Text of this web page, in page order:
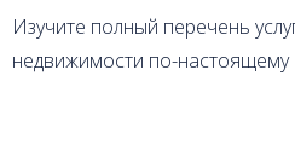
Изучите полный перечень
недвижимости по-